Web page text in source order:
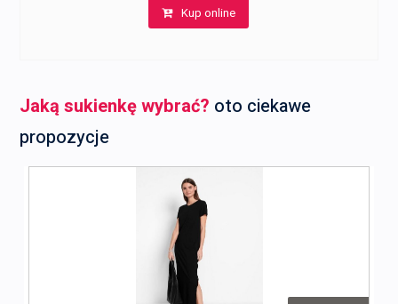
Kup online
Jaką sukienkę wybrać? oto ciekawe
propozycje